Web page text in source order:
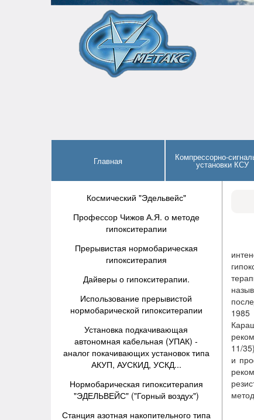
Главная Компрессорно-
установки КСУ
Космический "Эдельвейс"
Профессор Чижов А.Я. о методе
гипокситерапии
Прерывистая нормобарическая
гипокситерапия
Дайверы о гипокситерапии.
Использование прерывистой
нормобарической гипокситерапии
Установка подкачивающая
автономная кабельная (УПАК) -
аналог покачивающих установок типа
АКУП, АУСКИД, УСКД...
Нормобарическая гипокситерапия
"ЭДЕЛЬВЕЙС" ("Горный воздух")
Станция азотная накопительного типа
11/
и